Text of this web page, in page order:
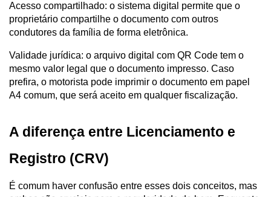
Acesso compartilhado: o sistema digital permite que o
proprietário compartilhe o documento com outros
condutores da família de forma eletrônica.
Validade jurídica: o arquivo digital com QR Code tem o
mesmo valor legal que o documento impresso. Caso
prefira, o motorista pode imprimir o documento em papel
A4 comum, que será aceito em qualquer fiscalização.
A diferença entre Licenciamento e
Registro (CRV)
É comum haver confusão entre esses dois conceitos, mas